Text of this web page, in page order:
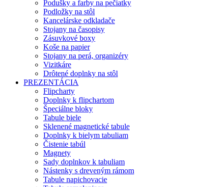
Podušky a farby na pečiatky
Podložky na stôl
Kancelárske odkladače
Stojany na časopisy
Zásuvkové boxy
Koše na papier
Stojany na perá, organizéry
Vizitkáre
Drôtené doplnky na stôl
PREZENTÁCIA
Flipcharty
Doplnky k flipchartom
Špeciálne bloky
Tabule biele
Sklenené magnetické tabule
Doplnky k bielym tabuliam
Čistenie tabúl
Magnety
Sady doplnkov k tabuliam
Nástenky s dreveným rámom
Tabule napichovacie